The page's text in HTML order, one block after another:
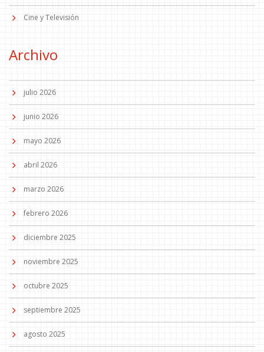
Cine y Televisión
Archivo
julio 2026
junio 2026
mayo 2026
abril 2026
marzo 2026
febrero 2026
diciembre 2025
noviembre 2025
octubre 2025
septiembre 2025
agosto 2025